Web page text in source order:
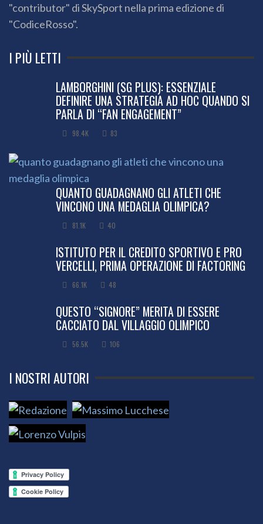
"contributor" di SkySport nella prima edizione di
"CodiceRosso".
I PIÙ LETTI
LAMBORGHINI (SG PLUS): ESSENZIALE
DEFINIRE UNA STRATEGIA AD HOC QUANDO SI
PARLA DI “FAN ENGAGEMENT”
98.4K 83
QUANTO GUADAGNANO GLI ATLETI CHE
VINCONO UNA MEDAGLIA OLIMPICA?
81.1K 40
ISTITUTO PER IL CREDITO SPORTIVO E PRO
VERCELLI, PRIMA OPERAZIONE DI FACTORING
66.1K 48
QUESTO “SIGNORE” MERITA DI ESSERE
CACCIATO DAL VILLAGGIO OLIMPICO
56.5K 106
I NOSTRI AUTORI